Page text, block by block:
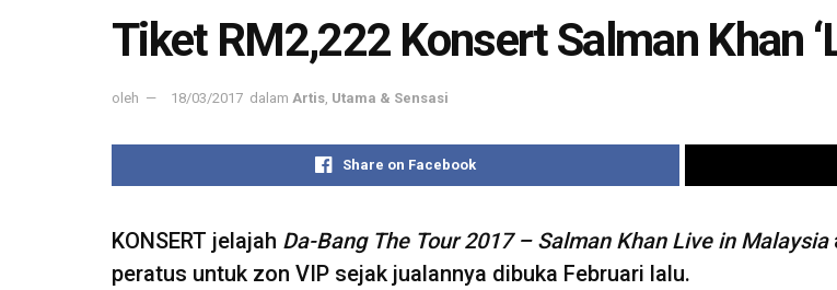
Tiket RM2,222 Konsert Salman Khan
oleh 18/03/2017 dalam Artis Utama & Sensasi
Share on Facebook
KONSERT jelajah Da-Bang The Tour 2017 – Salman Khan Live in Malaysia
peratus untuk zon VIP sejak jualannya dibuka Februari lalu.